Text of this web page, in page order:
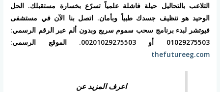
التلاعب بالتحاليل حيلة فاشلة علمياً تسرّع بخسارة مستقبلك. الحل
الوحيد هو تنظيف جسدك طبياً وبأمان. اتصل بنا الآن في مستشفى
فيوتشر لبدء برنامج سحب سموم سريع وبدون ألم عبر الرقم الرسمي:
01029275503 أو 00201029275503. الموقع الرسمي:
thefutureeg.com
اعرف المزيد عن